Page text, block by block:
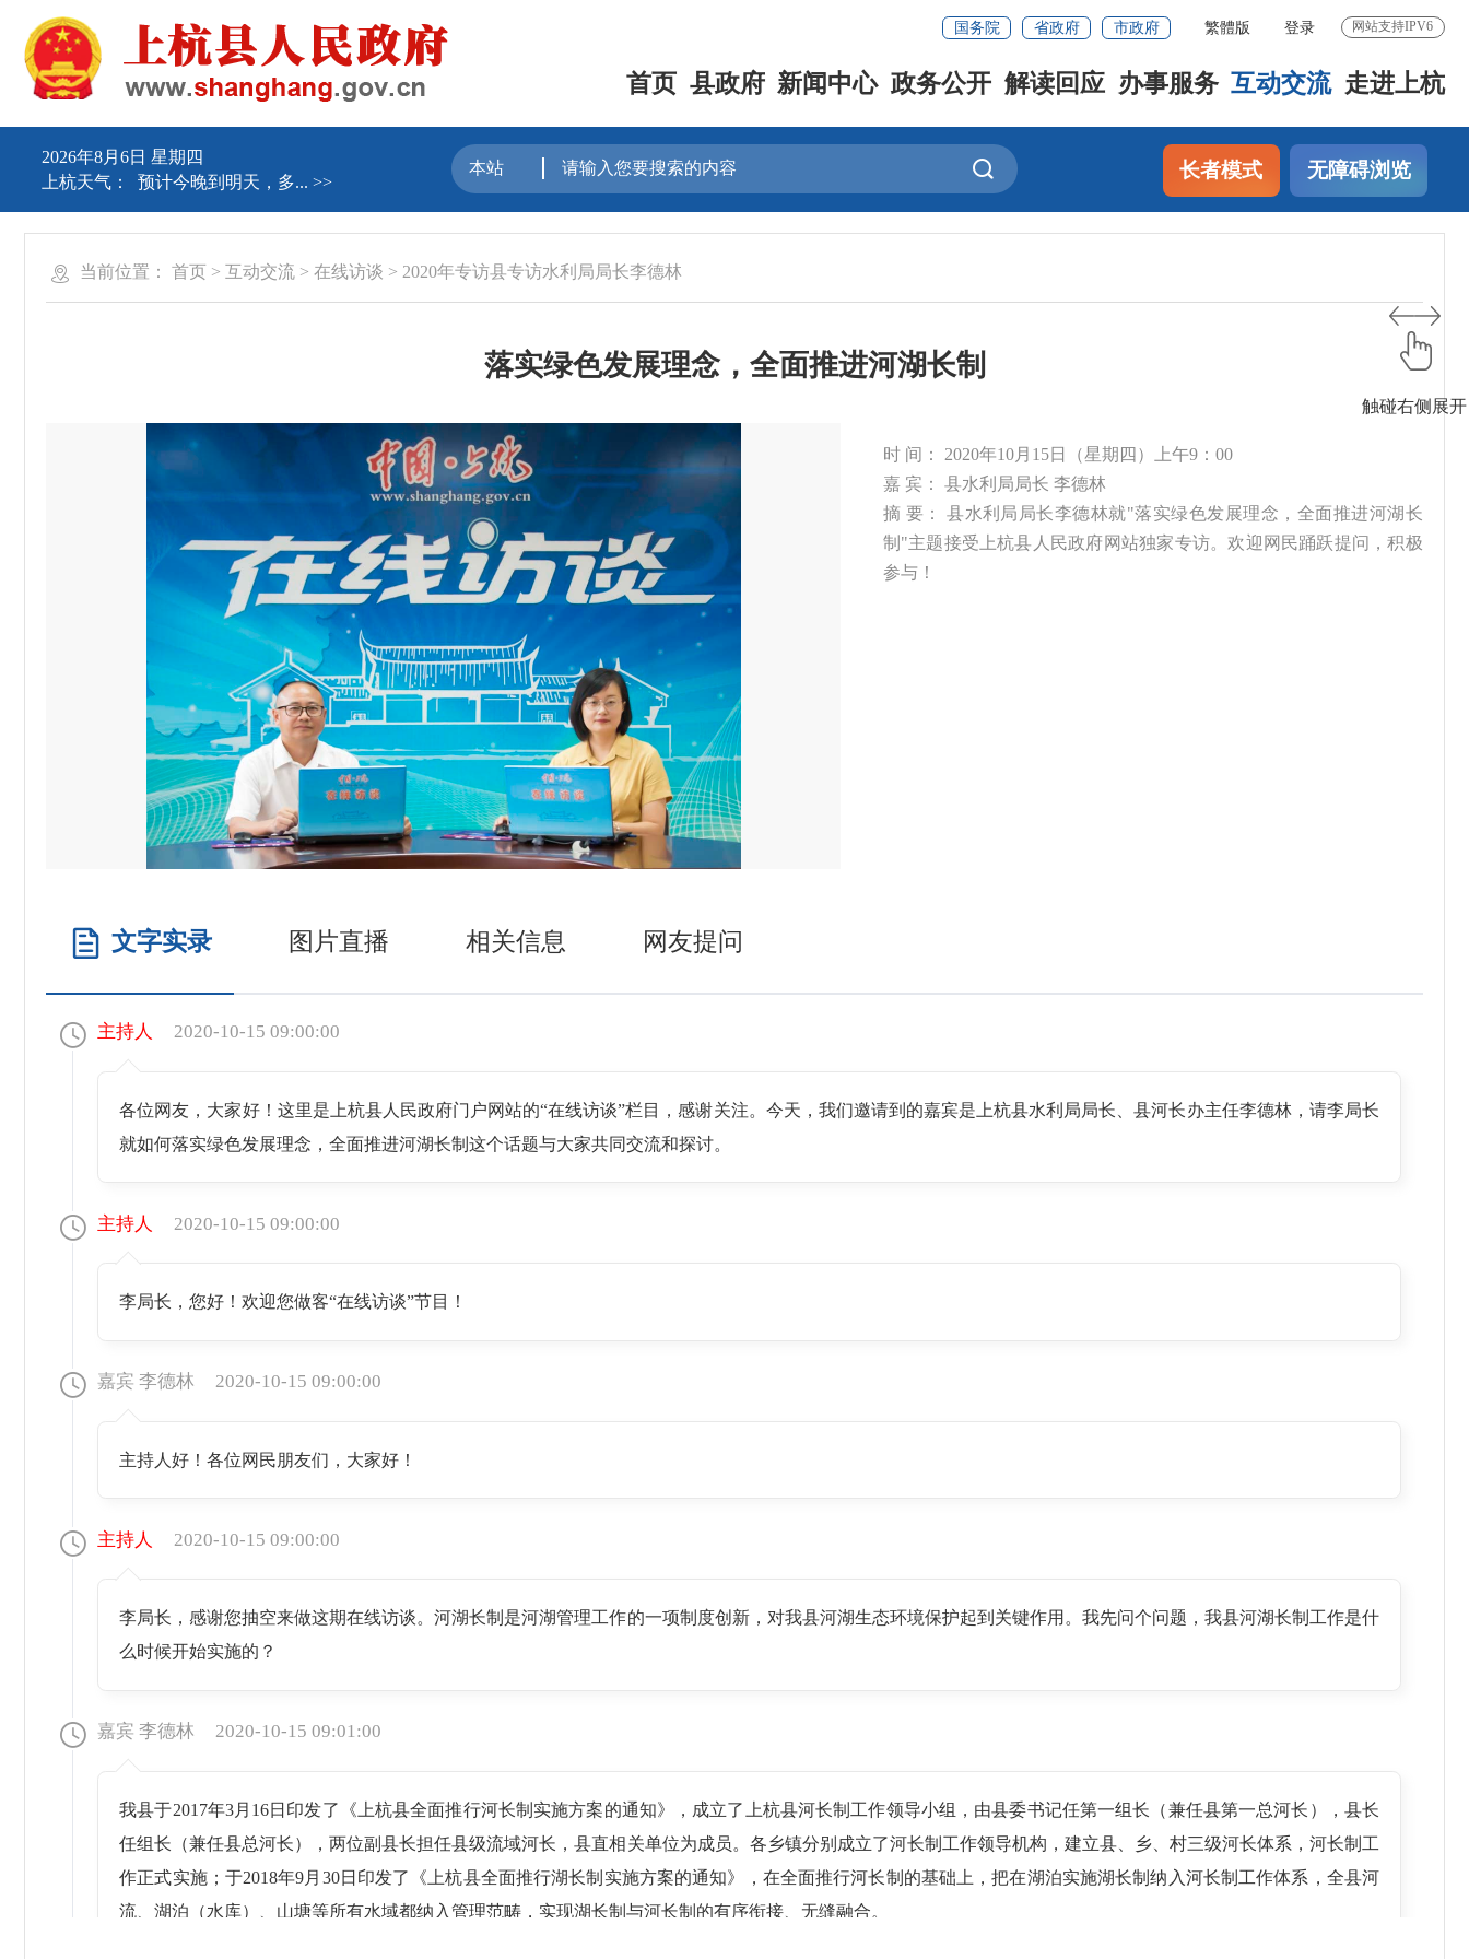
国务院 省政府 市政府 繁體版 登录 网站支持IPV6
首页 县政府 新闻中心 政务公开 解读回应 办事服务 互动交流 走进上杭
2026年8月6日 星期四
上杭天气：
预计今晚到明天，多... >>
长者模式 无障碍浏览
当前位置： 首页 > 互动交流 > 在线访谈 > 2020年专访县专访水利局局长李德林
落实绿色发展理念，全面推进河湖长制
时 间： 2020年10月15日（星期四）上午9：00
嘉 宾： 县水利局局长 李德林
摘 要： 县水利局局长李德林就"落实绿色发展理念，全面推进河湖长
制"主题接受上杭县人民政府网站独家专访。欢迎网民踊跃提问，积极
参与！
文字实录 图片直播 相关信息 网友提问
主持人 2020-10-15 09:00:00
各位网友，大家好！这里是上杭县人民政府门户网站的“在线访谈”栏目，感谢关注。今天，我们邀请到的嘉宾是上杭县水利局局长、县河长办主任李德林，请李局长
就如何落实绿色发展理念，全面推进河湖长制这个话题与大家共同交流和探讨。
主持人 2020-10-15 09:00:00
李局长，您好！欢迎您做客“在线访谈”节目！
嘉宾 李德林 2020-10-15 09:00:00
主持人好！各位网民朋友们，大家好！
主持人 2020-10-15 09:00:00
李局长，感谢您抽空来做这期在线访谈。河湖长制是河湖管理工作的一项制度创新，对我县河湖生态环境保护起到关键作用。我先问个问题，我县河湖长制工作是什
么时候开始实施的？
嘉宾 李德林 2020-10-15 09:01:00
我县于2017年3月16日印发了《上杭县全面推行河长制实施方案的通知》，成立了上杭县河长制工作领导小组，由县委书记任第一组长（兼任县第一总河长），县长
任组长（兼任县总河长），两位副县长担任县级流域河长，县直相关单位为成员。各乡镇分别成立了河长制工作领导机构，建立县、乡、村三级河长体系，河长制工
作正式实施；于2018年9月30日印发了《上杭县全面推行湖长制实施方案的通知》，在全面推行河长制的基础上，把在湖泊实施湖长制纳入河长制工作体系，全县河
流、湖泊（水库）、山塘等所有水域都纳入管理范畴，实现湖长制与河长制的有序衔接、无缝融合。
触碰右侧展开